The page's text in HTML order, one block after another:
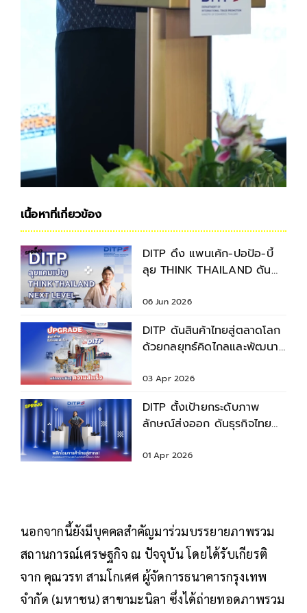
เนื้อหาที่เกี่ยวข้อง
DITP ดึง แพนเค้ก-ปอป้อ-บี้
ลุย THINK THAILAND ดัน
06 Jun 2026
DITP ดันสินค้าไทยสู่ตลาดโลก
ด้วยกลยุทธ์คิดไกลและพัฒนา
03 Apr 2026
DITP ตั้งเป้ายกระดับภาพ
ลักษณ์ส่งออก ดันธุรกิจไทย
2570
01 Apr 2026
นอกจากนี้ยังมีบุคคลสำคัญมาร่วมบรรยายภาพรวม
สถานการณ์เศรษฐกิจ ณ ปัจจุบัน โดยได้รับเกียรติ
จาก คุณวรท สามโกเศศ ผู้จัดการธนาคารกรุงเทพ
จำกัด (มหาชน) สาขามะนิลา ซึ่งได้ถ่ายทอดภาพรวม